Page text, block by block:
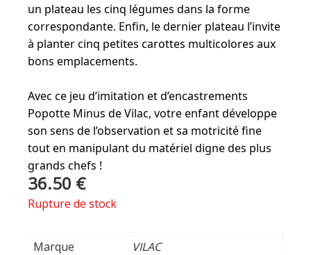
un plateau les cinq légumes dans la forme
correspondante. Enfin, le dernier plateau l’invite
à planter cinq petites carottes multicolores aux
bons emplacements.
Avec ce jeu d’imitation et d’encastrements
Popotte Minus de Vilac, votre enfant développe
son sens de l’observation et sa motricité fine
tout en manipulant du matériel digne des plus
grands chefs !
36.50 €
Rupture de stock
Marque
VILAC